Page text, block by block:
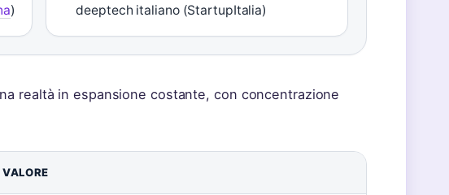
)
deeptech italiano (StartupItalia)
realtà in espansione costante, con concentrazione
VALORE